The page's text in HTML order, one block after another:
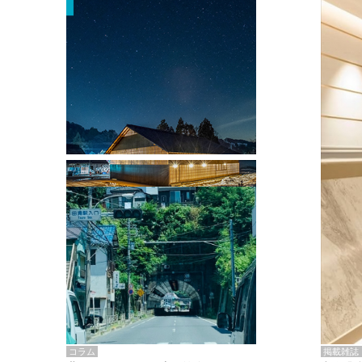
掲載雑誌
掲載雑誌・書籍
『街歩き研修「アールデコとモダニズ
ム、和風バロック」』のレポート記事が
掲載
コラム